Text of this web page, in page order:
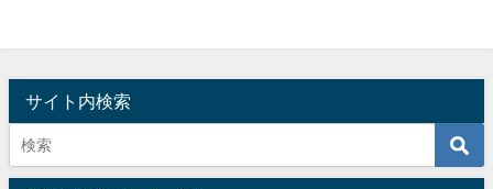
サイト内検索